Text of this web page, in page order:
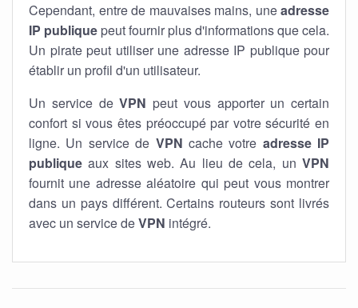
Cependant, entre de mauvaises mains, uneadresse
IP publique peut fournir plus d'informations que cela.
Un pirate peut utiliser une adresse IP publique pour
établir un profil d'un utilisateur.
Un service deVPN peut vous apporter un certain
confort si vous êtes préoccupé par votre sécurité en
ligne. Un service de VPN cache votre adresse IP
publique aux sites web. Au lieu de cela, un VPN
fournit une adresse aléatoire qui peut vous montrer
dans un pays différent. Certains routeurs sont livrés
avec un service deVPN intégré.